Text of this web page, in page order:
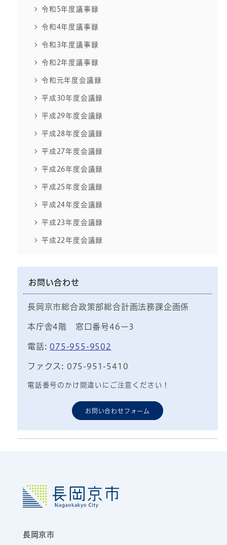
令和5年度議事録
令和4年度議事録
令和3年度議事録
令和2年度議事録
令和元年度会議録
平成30年度会議録
平成29年度会議録
平成28年度会議録
平成27年度会議録
平成26年度会議録
平成25年度会議録
平成24年度会議録
平成23年度会議録
平成22年度会議録
お問い合わせ
長岡京市総合政策部総合計画法務課企画係
本庁舎4階 窓口番号46ー3
電話: 075-955-9502
ファクス: 075-951-5410
電話番号のかけ間違いにご注意ください！
お問い合わせフォーム
長岡京市